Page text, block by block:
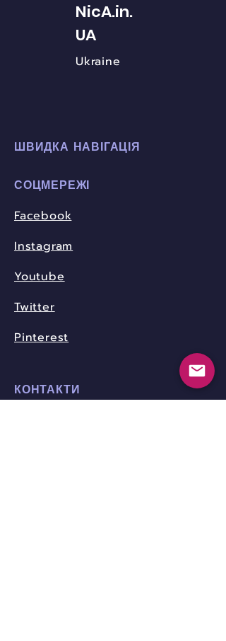
NicA.in.
UA
Ukraine
ШВИДКА НАВІГАЦІЯ
СОЦМЕРЕЖІ
Facebook
Instagram
Youtube
Twitter
Pinterest
КОНТАКТИ